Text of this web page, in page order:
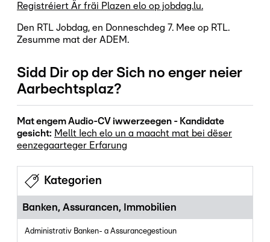
Registréiert Är fräi Plazen elo op jobdag.lu.
Den RTL Jobdag, en Donneschdeg 7. Mee op RTL.
Zesumme mat der ADEM.
Sidd Dir op der Sich no enger neier
Aarbechtsplaz?
Mat engem Audio-CV iwwerzeegen - Kandidate
gesicht: Mellt Iech elo un a maacht mat bei dëser
eenzegaarteger Erfarung
Kategorien
Banken, Assurancen, Immobilien
Administrativ Banken- a Assurancegestioun